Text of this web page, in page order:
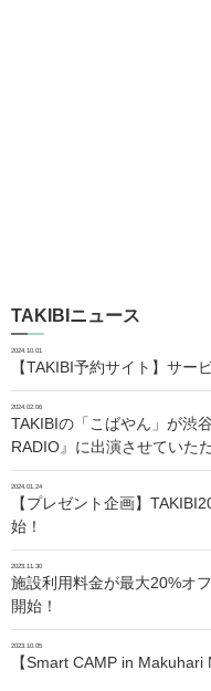
TAKIBIニュース
2024.10.01
【TAKIBI予約サイト】サー
2024.02.06
TAKIBIの「こばやん」が渋
RADIO』に出演させていた
2024.01.24
【プレゼント企画】
始！
2023.11.30
施設利用料金が最大20%オ
開始！
2023.10.05
【Smart CAMP in